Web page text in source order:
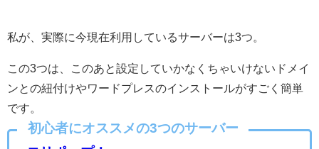
私が、実際に今現在利用しているサーバーは3つ。
この3つは、このあと設定していかなくちゃいけないドメイ
ンとの紐付けやワードプレスのインストールがすごく簡単
です。
初心者にオススメの3つのサーバー